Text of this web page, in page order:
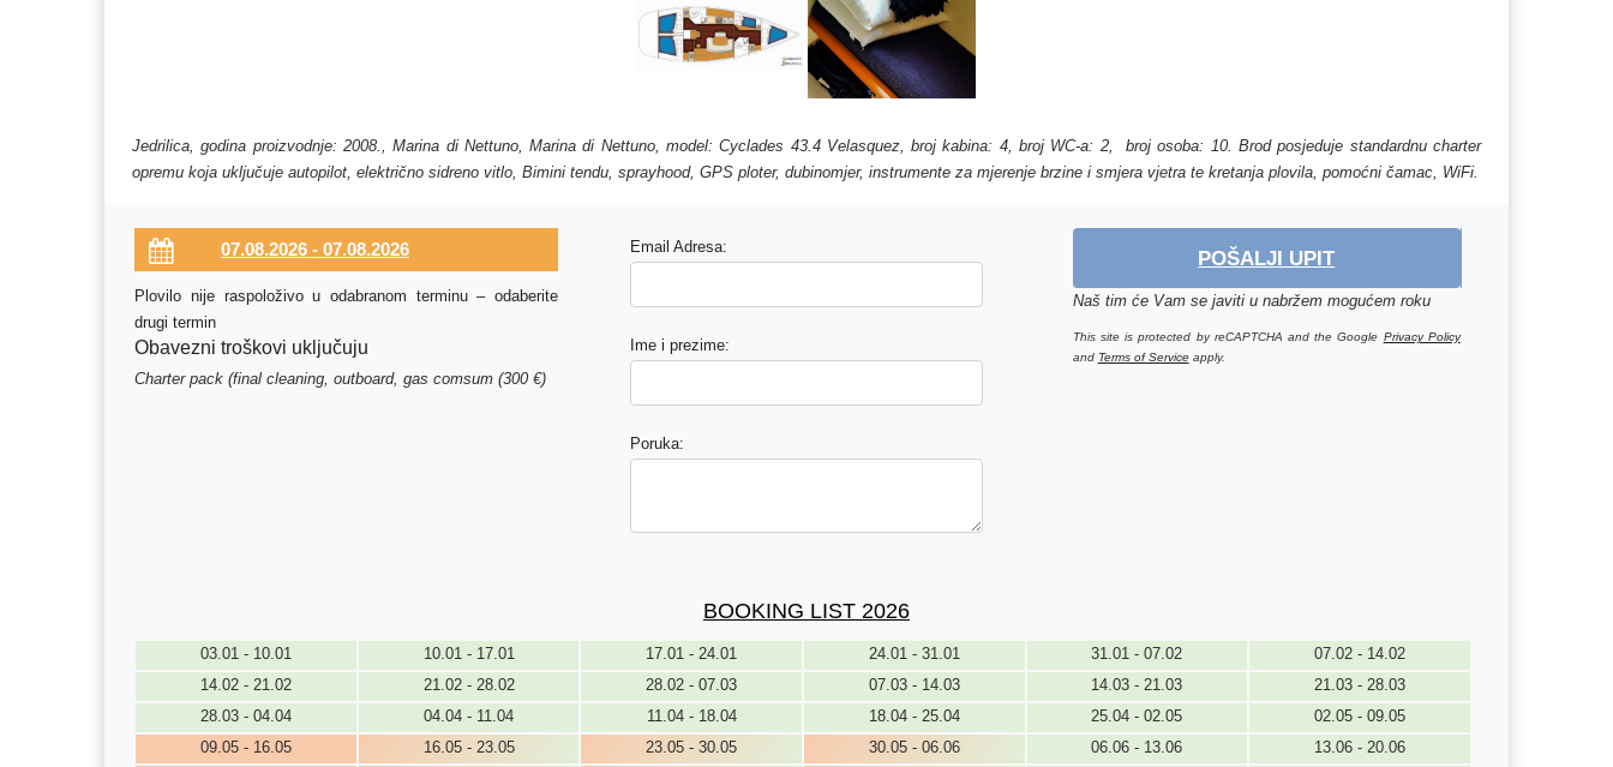
Jedrilica, godina proizvodnje: 2008., Marina di Nettuno, Marina di Nettuno, model: Cyclades 43.4 Velasquez, broj kabina: 4, broj WC-a: 2, broj osoba: 10. Brod posjeduje standardnu charter
opremu koja uključuje autopilot, električno sidreno vitlo, Bimini tendu, sprayhood, GPS ploter, dubinomjer, instrumente za mjerenje brzine i smjera vjetra te kretanja plovila, pomoćni čamac, WiFi.
Plovilo nije raspoloživo u odabranom terminu – odaberite
drugi termin
Obavezni troškovi uključuju
Charter pack (final cleaning, outboard, gas comsum (300 €)
Email Adresa:
Ime i prezime:
Poruka:
POŠALJI UPIT
Naš tim će Vam se javiti u nabržem mogućem roku
This site is protected by reCAPTCHA and the Google Privacy Policy
and Terms of Serviceapply.
BOOKING LIST 2026
03.01 - 10.01 10.01 - 17.01 17.01 - 24.01 24.01 - 31.01 31.01 - 07.02
07.02 - 14.02
14.02 - 21.02
21.02 - 28.02 28.02 - 07.03 07.03 - 14.03 14.03 - 21.03
21.03 - 28.03
28.03 - 04.04
04.04 - 11.04 11.04 - 18.04 18.04 - 25.04 25.04 - 02.05
02.05 - 09.05
09.05 - 16.05
16.05 - 23.05 23.05 - 30.05 30.05 - 06.06 06.06 - 13.06
13.06 - 20.06